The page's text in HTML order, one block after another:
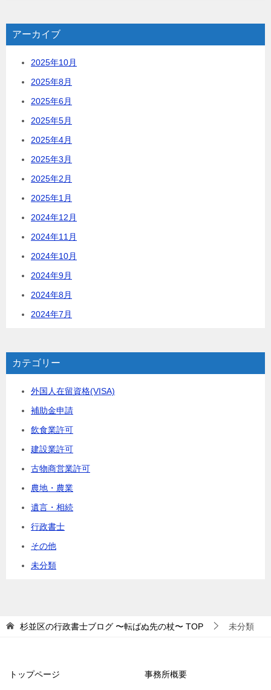
アーカイブ
2025年10月
2025年8月
2025年6月
2025年5月
2025年4月
2025年3月
2025年2月
2025年1月
2024年12月
2024年11月
2024年10月
2024年9月
2024年8月
2024年7月
カテゴリー
外国人在留資格(VISA)
補助金申請
飲食業許可
建設業許可
古物商営業許可
農地・農業
遺言・相続
行政書士
その他
未分類
杉並区の行政書士ブログ 〜転ばぬ先の杖〜 TOP 未分類
トップページ 事務所概要